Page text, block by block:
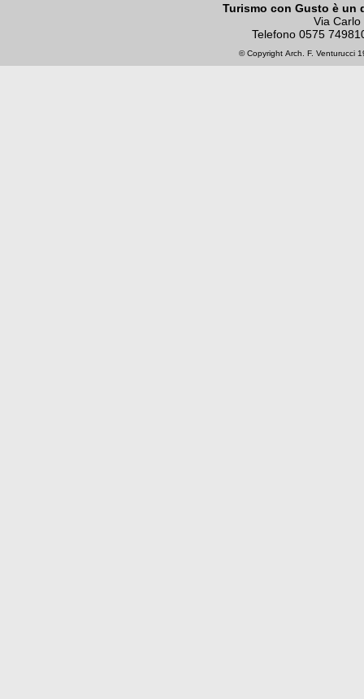
Turismo con Gusto è un
Via
Telefono 0575
© Copyright Arch. F. Venturucci